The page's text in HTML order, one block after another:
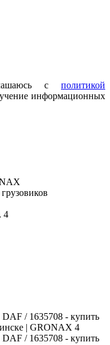
с политикой
информационных
4